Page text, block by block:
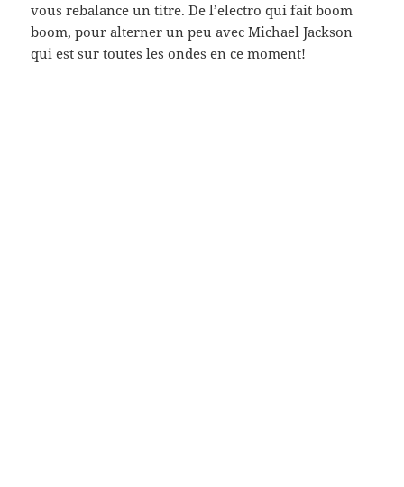
vous rebalance un titre. De l’electro qui fait boom
boom, pour alterner un peu avec Michael Jackson
qui est sur toutes les ondes en ce moment!